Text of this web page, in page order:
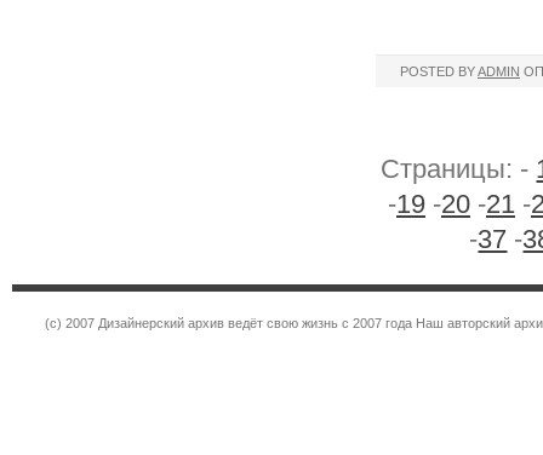
POSTED BYADMIN
Страницы: -
-19 -20 -21 -
-37 -
(c) 2007 Дизайнерский архив ведёт свою жизнь с 2007 года Наш авторский